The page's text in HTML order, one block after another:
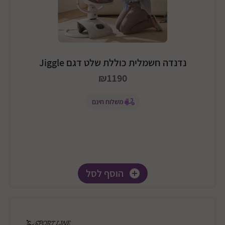
נדנדה חשמלית כוללת שלט דגם Jiggle
₪1190
משלוח חינם
הוסף לסל